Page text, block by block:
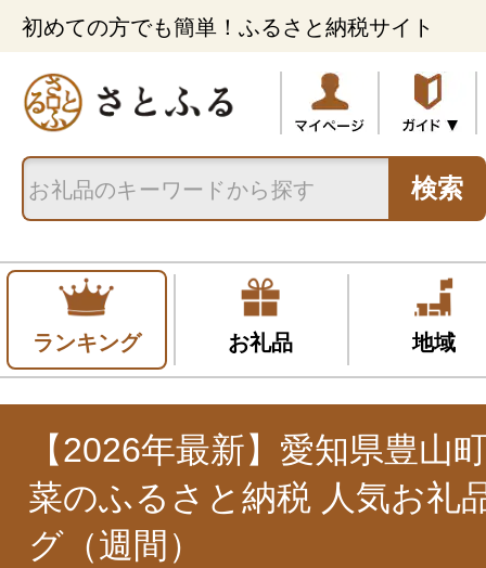
初めての方でも簡単！ふるさと納税サイト
検索
ランキング お礼品 地域
【2026年最新】愛知県豊山
菜のふるさと納税 人気お礼
グ（週間）